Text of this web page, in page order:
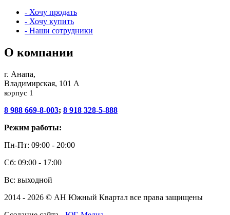
- Хочу продать
- Хочу купить
- Наши сотрудники
О компании
г. Анапа,
Владимирская, 101 А
корпус 1
8 988 669-8-003; 8 918 328-5-888
Режим работы:
Пн-Пт: 09:00 - 20:00
Сб: 09:00 - 17:00
Вс: выходной
2014 - 2026 © АН Южный Квартал все права защищены